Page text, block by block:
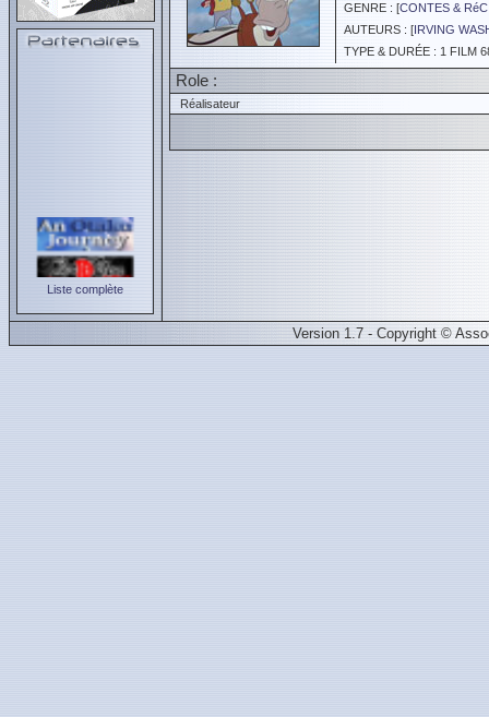
Liste complète
GENRE : [CONTES &
AUTEURS : [IRVING
TYPE & DURÉE : 1 FILM
Role :
Réalisateur
Version 1.7 - Copyright ©